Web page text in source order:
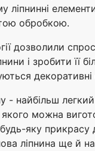
ліпнинні
обробкою.
дозволили
і зробити її
- найбільш
якого можна
яку прикрасу
ліпнина ще й